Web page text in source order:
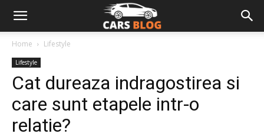
Home Lifestyle
Lifestyle
Cat dureaza indragostirea si
care sunt etapele intr-o
relatie?